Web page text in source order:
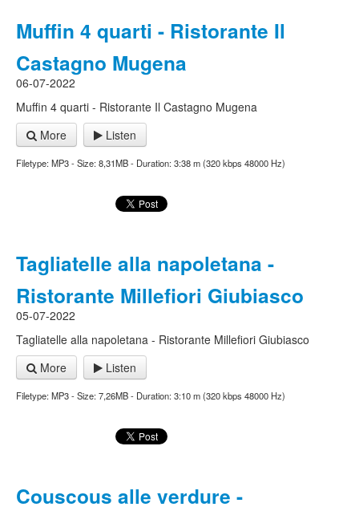
Muffin 4 quarti - Ristorante Il
Castagno Mugena
06-07-2022
Muffin 4 quarti - Ristorante Il Castagno Mugena
More
Listen
Filetype: MP3 - Size: 8,31MB - Duration: 3:38 m (320 kbps 48000 Hz)
Tagliatelle alla napoletana -
Ristorante Millefiori Giubiasco
05-07-2022
Tagliatelle alla napoletana - Ristorante Millefiori Giubiasco
More
Listen
Filetype: MP3 - Size: 7,26MB - Duration: 3:10 m (320 kbps 48000 Hz)
Couscous alle verdure -